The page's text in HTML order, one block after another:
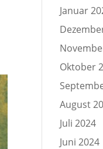
Januar
Oktober
August
Juli 2024
Juni 2024